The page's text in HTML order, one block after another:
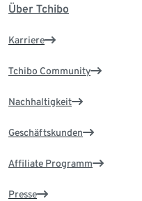
Über Tchibo
Karriere
Tchibo Community
Nachhaltigkeit
Geschäftskunden
Affiliate Programm
Presse